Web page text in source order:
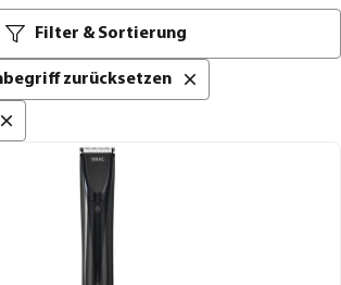
Filter & Sortierung
zurücksetzen